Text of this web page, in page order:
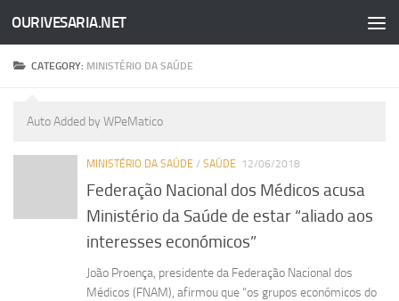
Skip to content
OURIVESARIA.NET
CATEGORY: MINISTÉRIO DA SAÚDE
Auto Added by WPeMatico
MINISTÉRIO DA SAÚDE / SAÚDE 12/06/2018
Federação Nacional dos Médicos acusa
Ministério da Saúde de estar “aliado aos
interesses económicos”
João Proença, presidente da Federação Nacional dos
Médicos (FNAM), afirmou que “os grupos económicos do